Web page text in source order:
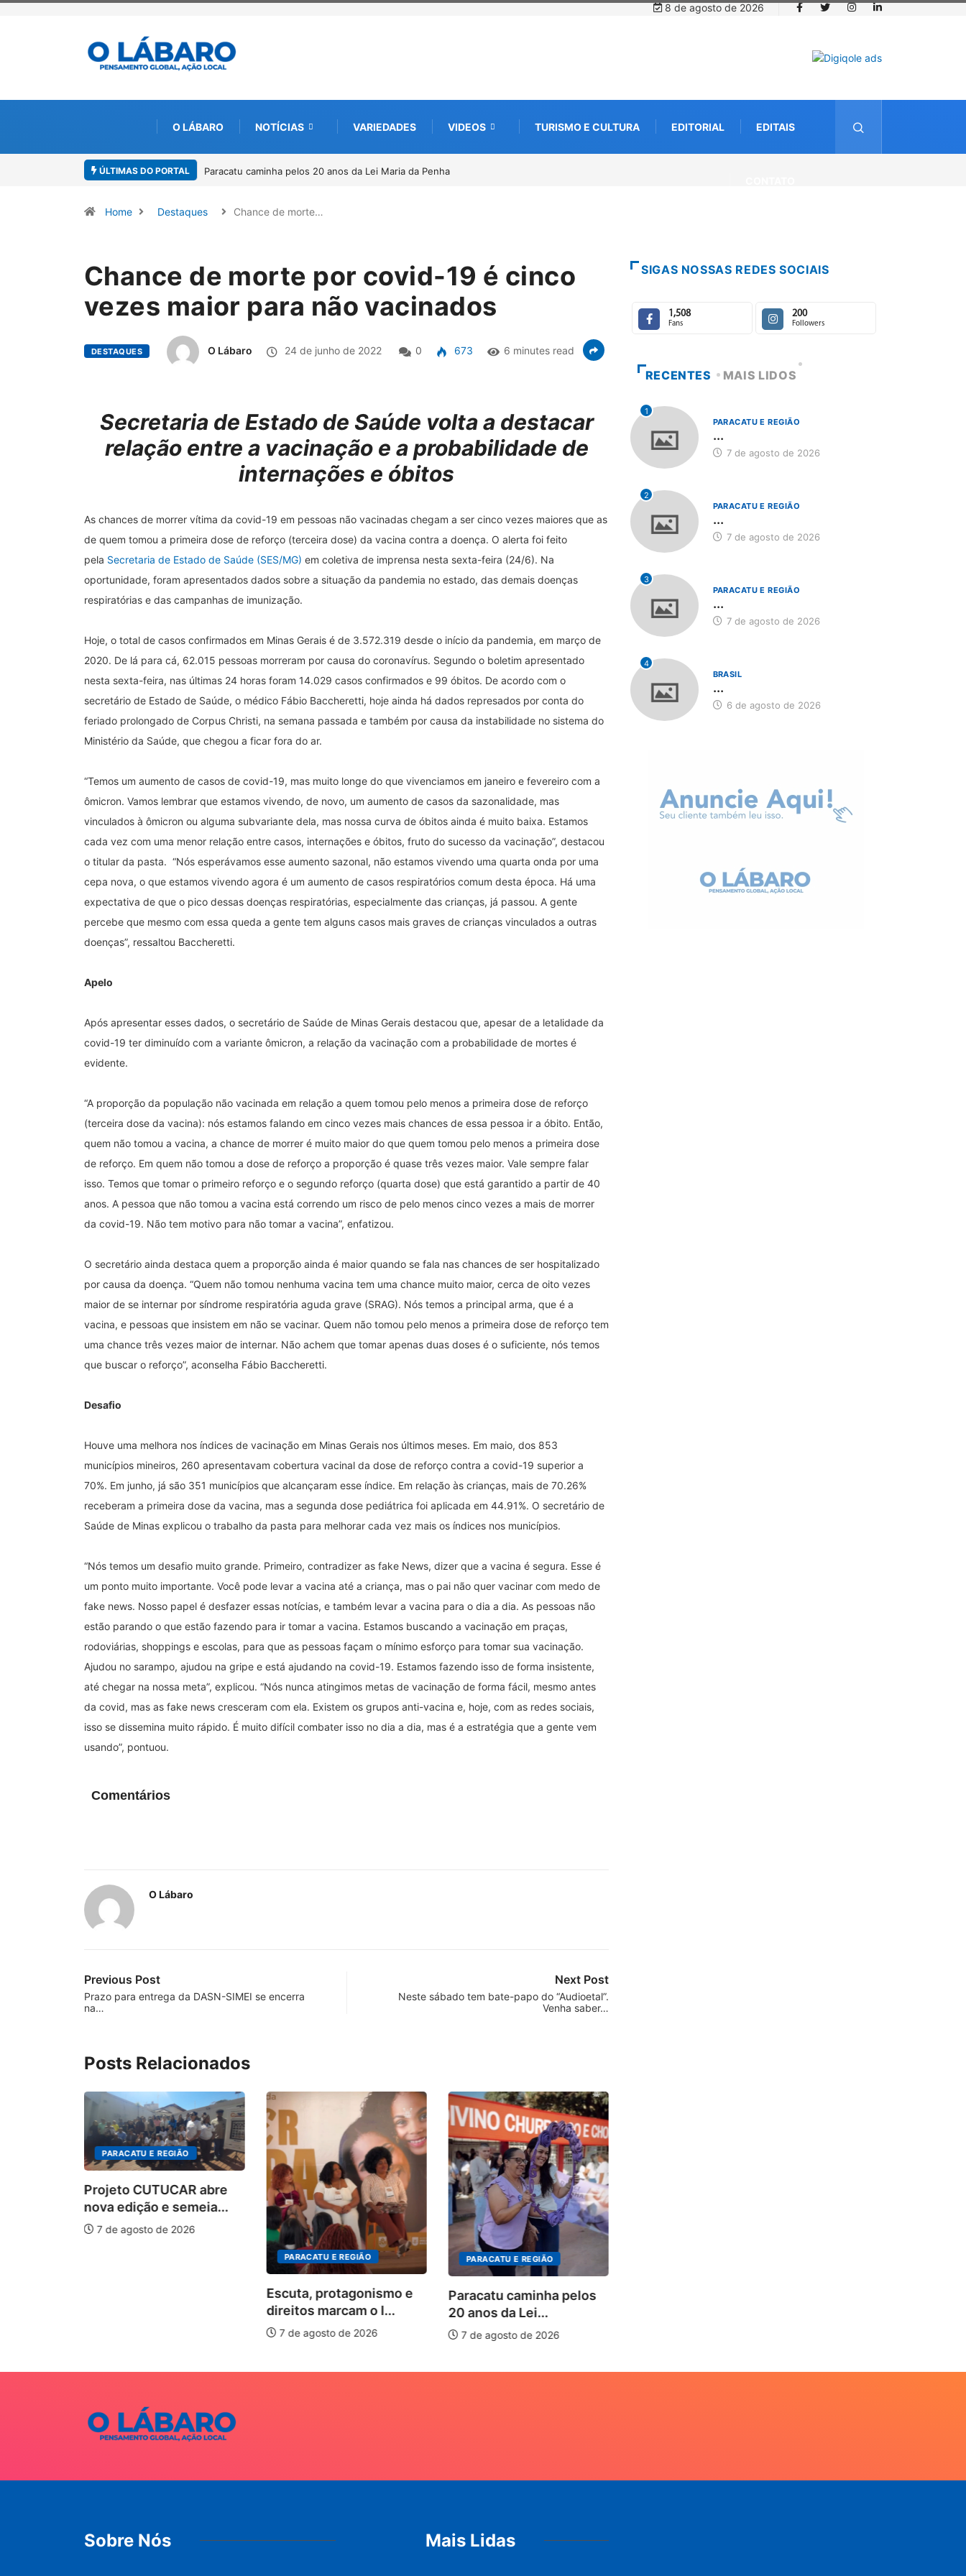
8 de agosto de 2026
O LÁBARO NOTÍCIAS VARIEDADES VIDEOS TURISMO E CULTURA EDITORIAL EDITAIS
ÚLTIMAS DO PORTAL Projeto CUTUCAR abre nova edição e semeia o futuro por meio da cultura e da memória
Home Destaques Chance de morte…
Chance de morte por covid-19 é cinco
vezes maior para não vacinados
DESTAQUES O Lábaro 24 de junho de 2022 0 673 6 minutes read
Secretaria de Estado de Saúde volta a destacar
relação entre a vacinação e a probabilidade de
internações e óbitos
As chances de morrer vítima da covid-19 em pessoas não vacinadas chegam a ser cinco vezes maiores que as
de quem tomou a primeira dose de reforço (terceira dose) da vacina contra a doença. O alerta foi feito
pela Secretaria de Estado de Saúde (SES/MG) em coletiva de imprensa nesta sexta-feira (24/6). Na
oportunidade, foram apresentados dados sobre a situação da pandemia no estado, das demais doenças
respiratórias e das campanhas de imunização.
Hoje, o total de casos confirmados em Minas Gerais é de 3.572.319 desde o início da pandemia, em março de
2020. De lá para cá, 62.015 pessoas morreram por causa do coronavírus. Segundo o boletim apresentado
nesta sexta-feira, nas últimas 24 horas foram 14.029 casos confirmados e 99 óbitos. De acordo com o
secretário de Estado de Saúde, o médico Fábio Baccheretti, hoje ainda há dados represados por conta do
feriado prolongado de Corpus Christi, na semana passada e também por causa da instabilidade no sistema do
Ministério da Saúde, que chegou a ficar fora do ar.
“Temos um aumento de casos de covid-19, mas muito longe do que vivenciamos em janeiro e fevereiro com a
ômicron. Vamos lembrar que estamos vivendo, de novo, um aumento de casos da sazonalidade, mas
vinculados à ômicron ou alguma subvariante dela, mas nossa curva de óbitos ainda é muito baixa. Estamos
cada vez com uma menor relação entre casos, internações e óbitos, fruto do sucesso da vacinação”, destacou
o titular da pasta. “Nós esperávamos esse aumento sazonal, não estamos vivendo uma quarta onda por uma
cepa nova, o que estamos vivendo agora é um aumento de casos respiratórios comum desta época. Há uma
expectativa de que o pico dessas doenças respiratórias, especialmente das crianças, já passou. A gente
percebe que mesmo com essa queda a gente tem alguns casos mais graves de crianças vinculados a outras
doenças”, ressaltou Baccheretti.
Apelo
Após apresentar esses dados, o secretário de Saúde de Minas Gerais destacou que, apesar de a letalidade da
covid-19 ter diminuído com a variante ômicron, a relação da vacinação com a probabilidade de mortes é
evidente.
“A proporção da população não vacinada em relação a quem tomou pelo menos a primeira dose de reforço
(terceira dose da vacina): nós estamos falando em cinco vezes mais chances de essa pessoa ir a óbito. Então,
quem não tomou a vacina, a chance de morrer é muito maior do que quem tomou pelo menos a primeira dose
de reforço. Em quem não tomou a dose de reforço a proporção é quase três vezes maior. Vale sempre falar
isso. Temos que tomar o primeiro reforço e o segundo reforço (quarta dose) que está garantido a partir de 40
anos. A pessoa que não tomou a vacina está correndo um risco de pelo menos cinco vezes a mais de morrer
da covid-19. Não tem motivo para não tomar a vacina”, enfatizou.
O secretário ainda destaca quem a proporção ainda é maior quando se fala nas chances de ser hospitalizado
por causa da doença. “Quem não tomou nenhuma vacina tem uma chance muito maior, cerca de oito vezes
maior de se internar por síndrome respiratória aguda grave (SRAG). Nós temos a principal arma, que é a
vacina, e pessoas que insistem em não se vacinar. Quem não tomou pelo menos a primeira dose de reforço tem
uma chance três vezes maior de internar. Não achem que tomar apenas duas doses é o suficiente, nós temos
que buscar o reforço”, aconselha Fábio Baccheretti.
Desafio
Houve uma melhora nos índices de vacinação em Minas Gerais nos últimos meses. Em maio, dos 853
municípios mineiros, 260 apresentavam cobertura vacinal da dose de reforço contra a covid-19 superior a
70%. Em junho, já são 351 municípios que alcançaram esse índice. Em relação às crianças, mais de 70.26%
receberam a primeira dose da vacina, mas a segunda dose pediátrica foi aplicada em 44.91%. O secretário de
Saúde de Minas explicou o trabalho da pasta para melhorar cada vez mais os índices nos municípios.
“Nós temos um desafio muito grande. Primeiro, contradizer as fake News, dizer que a vacina é segura. Esse é
um ponto muito importante. Você pode levar a vacina até a criança, mas o pai não quer vacinar com medo de
fake news. Nosso papel é desfazer essas notícias, e também levar a vacina para o dia a dia. As pessoas não
estão parando o que estão fazendo para ir tomar a vacina. Estamos buscando a vacinação em praças,
rodoviárias, shoppings e escolas, para que as pessoas façam o mínimo esforço para tomar sua vacinação.
Ajudou no sarampo, ajudou na gripe e está ajudando na covid-19. Estamos fazendo isso de forma insistente,
até chegar na nossa meta”, explicou. “Nós nunca atingimos metas de vacinação de forma fácil, mesmo antes
da covid, mas as fake news cresceram com ela. Existem os grupos anti-vacina e, hoje, com as redes sociais,
isso se dissemina muito rápido. É muito difícil combater isso no dia a dia, mas é a estratégia que a gente vem
usando”, pontuou.
Comentários
O Lábaro
Previous Post
Prazo para entrega da DASN-SIMEI se encerra
na…
Next Post
Neste sábado tem bate-papo do “Audioetal”.
Venha saber…
Posts Relacionados
PARACATU E REGIÃO
Projeto CUTUCAR abre
nova edição e semeia...
7 de agosto de 2026
PARACATU E REGIÃO
Escuta, protagonismo e
direitos marcam o I...
7 de agosto de 2026
PARACATU E REGIÃO
Paracatu caminha pelos
20 anos da Lei...
7 de agosto de 2026
SIGAS NOSSAS REDES SOCIAIS
1,508
Fans
200
Followers
RECENTES MAIS LIDOS
1
PARACATU E REGIÃO
...
7 de agosto de 2026
2
PARACATU E REGIÃO
...
7 de agosto de 2026
3
PARACATU E REGIÃO
...
7 de agosto de 2026
4
BRASIL
...
6 de agosto de 2026
Sobre Nós Mais Lidas